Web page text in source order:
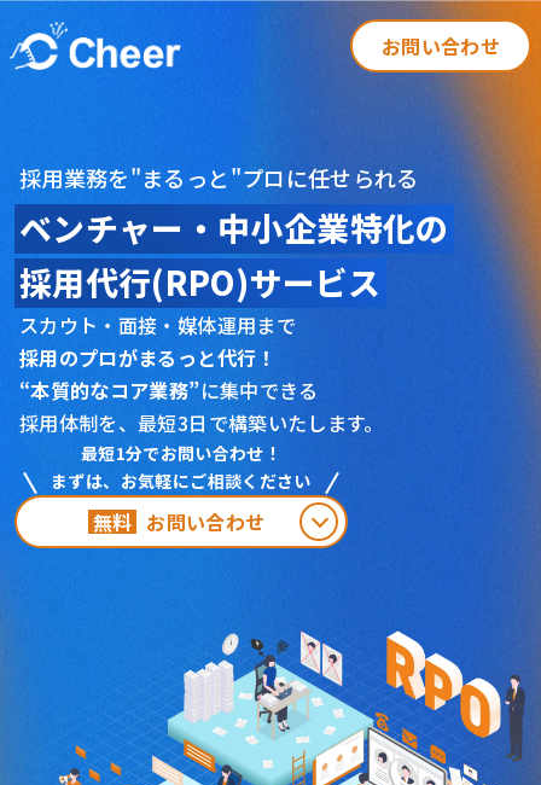
お問い合わせ
採用業務を"まるっと"プロに任せられる
ベンチャー・中小企業特化の
採用代行(RPO)サービス
スカウト・面接・媒体運用まで
採用のプロがまるっと代行！
“本質的なコア業務”に集中できる
採用体制を、最短3日で構築いたします。
最短1分でお問い合わせ！
まずは、お気軽にご相談ください
無料 お問い合わせ